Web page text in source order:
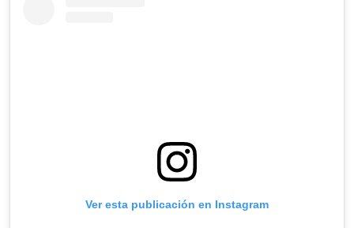
Ver esta publicación en Instagram